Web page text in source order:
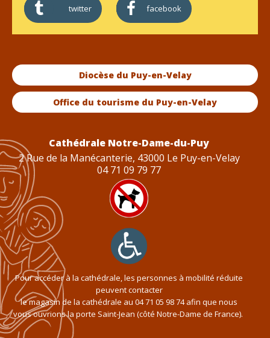
twitter facebook
Diocèse du Puy-en-Velay
Office du tourisme du Puy-en-Velay
Cathédrale Notre-Dame-du-Puy
2 Rue de la Manécanterie, 43000 Le Puy-en-Velay
04 71 09 79 77
Pour accéder à la cathédrale, les personnes à mobilité réduite
peuvent contacter
le magasin de la cathédrale au 04 71 05 98 74afin que nous
vous ouvrions la porte Saint-Jean (côté Notre-Dame de France).